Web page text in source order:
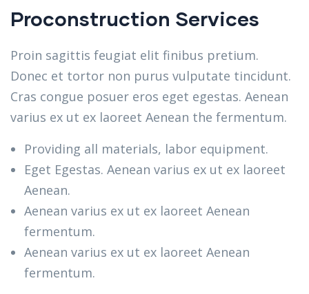
Proconstruction Services
Proin sagittis feugiat elit finibus pretium.
Donec et tortor non purus vulputate tincidunt.
Cras congue posuer eros eget egestas. Aenean
varius ex ut ex laoreet Aenean the fermentum.
Providing all materials, labor equipment.
Eget Egestas. Aenean varius ex ut ex laoreet
Aenean.
Aenean varius ex ut ex laoreet Aenean
fermentum.
Aenean varius ex ut ex laoreet Aenean
fermentum.